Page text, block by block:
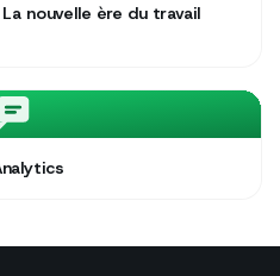
nouvelle ère du travail